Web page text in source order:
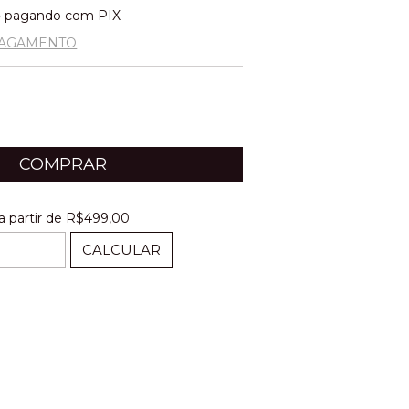
pagando com PIX
R$499,00
partir de R$499,00
CALCULAR